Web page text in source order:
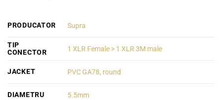
PRODUCATOR Supra
TIP
CONECTOR
1 XLR Female > 1 XLR 3M male
JACKET PVC GA78, round
DIAMETRU 5.5mm